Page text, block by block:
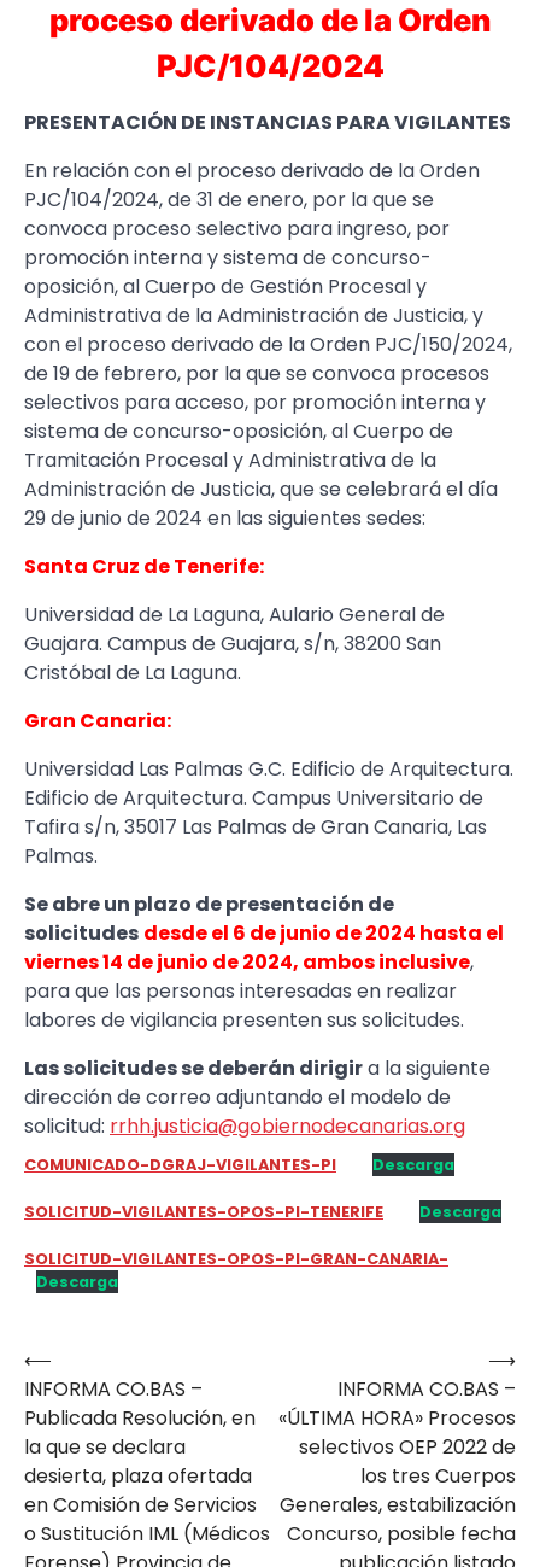
proceso derivado de la Orden
PJC/104/2024
PRESENTACIÓN DE INSTANCIAS PARA VIGILANTES
En relación con el proceso derivado de la Orden
PJC/104/2024, de 31 de enero, por la que se
convoca proceso selectivo para ingreso, por
promoción interna y sistema de concurso-
oposición, al Cuerpo de Gestión Procesal y
Administrativa de la Administración de Justicia, y
con el proceso derivado de la Orden PJC/150/2024,
de 19 de febrero, por la que se convoca procesos
selectivos para acceso, por promoción interna y
sistema de concurso-oposición, al Cuerpo de
Tramitación Procesal y Administrativa de la
Administración de Justicia, que se celebrará el día
29 de junio de 2024 en las siguientes sedes:
Santa Cruz de Tenerife:
Universidad de La Laguna, Aulario General de
Guajara. Campus de Guajara, s/n, 38200 San
Cristóbal de La Laguna.
Gran Canaria:
Universidad Las Palmas G.C. Edificio de Arquitectura.
Edificio de Arquitectura. Campus Universitario de
Tafira s/n, 35017 Las Palmas de Gran Canaria, Las
Palmas.
Se abre un plazo de presentación de
solicitudes desde el 6 de junio de 2024 hasta el
viernes 14 de junio de 2024, ambos inclusive,
para que las personas interesadas en realizar
labores de vigilancia presenten sus solicitudes.
Las solicitudes se deberán dirigira la siguiente
dirección de correo adjuntando el modelo de
solicitud: rrhh.justicia@gobiernodecanarias.org
COMUNICADO-DGRAJ-VIGILANTES-PI Descarga
SOLICITUD-VIGILANTES-OPOS-PI-TENERIFE Descarga
SOLICITUD-VIGILANTES-OPOS-PI-GRAN-CANARIA-
Descarga
Navegación
de
entradas
⟵
INFORMA CO.BAS –
Publicada Resolución, en
la que se declara
desierta, plaza ofertada
en Comisión de Servicios
o Sustitución IML (Médicos
INFORMA CO.BAS –
«ÚLTIMA HORA» Procesos
selectivos OEP 2022 de
los tres Cuerpos
Generales, estabilización
Concurso, posible fecha
⟶